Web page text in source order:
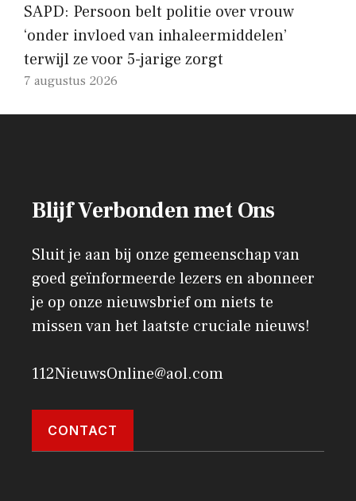
SAPD: Persoon belt politie over vrouw
‘onder invloed van inhaleermiddelen’
terwijl ze voor 5-jarige zorgt
7 augustus 2026
Blijf Verbonden met Ons
Sluit je aan bij onze gemeenschap van
goed geïnformeerde lezers en abonneer
je op onze nieuwsbrief om niets te
missen van het laatste cruciale nieuws!
112NieuwsOnline@aol.com
CONTACT